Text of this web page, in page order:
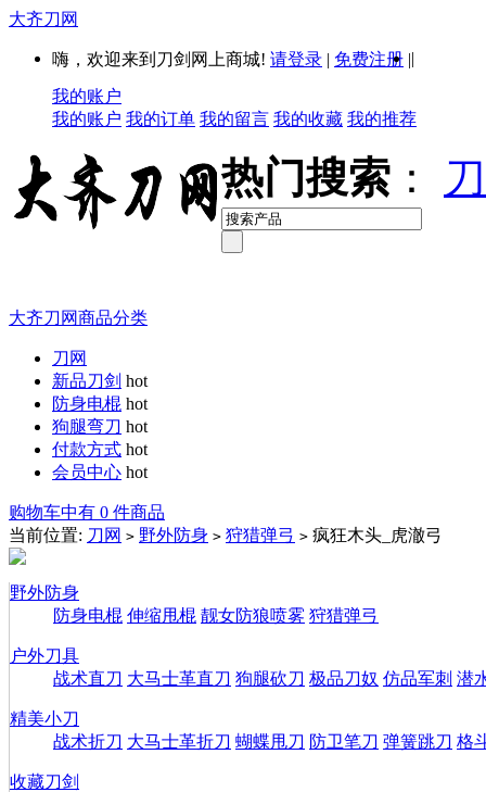
大齐刀网
嗨，欢迎来到刀剑网上商城! 请登录 | 免费注册 ||
我的账户
我的账户 我的订单 我的留言 我的收藏 我的推荐
热门搜索 ：
大齐刀网商品分类
刀网
新品刀剑 hot
防身电棍 hot
狗腿弯刀 hot
付款方式 hot
会员中心 hot
购物车中有 0 件商品
当前位置: 刀网 > 野外防身 > 狩猎弹弓 > 疯狂木头_虎澈弓
野外防身
防身电棍 伸缩甩棍 靓女防狼喷雾 狩猎弹弓
户外刀具
战术直刀 大马士革直刀 狗腿砍刀 极品刀奴 仿品军刺 潜
精美小刀
战术折刀 大马士革折刀 蝴蝶甩刀 防卫笔刀 弹簧跳刀 格
收藏刀剑